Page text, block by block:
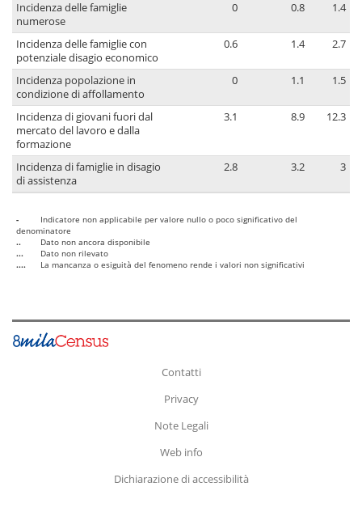
Incidenza delle famiglie
numerose
0 0.8 1.4
Incidenza delle famiglie con
potenziale disagio economico
0.6 1.4 2.7
Incidenza popolazione in
condizione di affollamento
0 1.1 1.5
Incidenza di giovani fuori dal
mercato del lavoro e dalla
formazione
3.1 8.9 12.3
Incidenza di famiglie in disagio
di assistenza
2.8 3.2 3
-
Indicatore non applicabile per valore nullo o poco significativo del
denominatore
..
Dato non ancora disponibile
...
Dato non rilevato
....
La mancanza o esiguità del fenomeno rende i valori non significativi
Contatti
Privacy
Note Legali
Web info
Dichiarazione di accessibilità